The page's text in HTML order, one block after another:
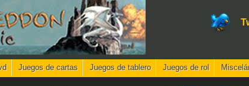
Juegos de cartas Juegos de tablero Juegos de rol